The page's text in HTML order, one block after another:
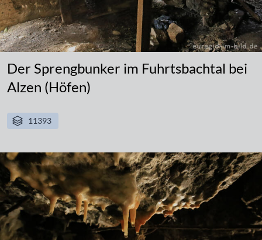
Der Sprengbunker im Fuhrtsbachtal bei
Alzen (Höfen)
11393